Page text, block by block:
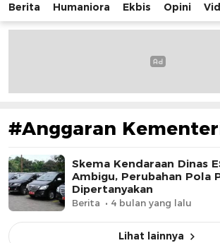
Megapolitan.co
Menyajikan berita-berita fakta bagi
Berita Humaniora Ekbis Opini
#Anggaran
Skema Kendaraan Dinas
Ambigu, Perubahan Pola
Dipertanyakan
Berita 4 bulan yang lalu
Lihat lainnya